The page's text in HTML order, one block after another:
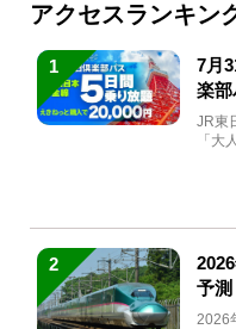
アクセスランキン
1
7月
楽
JR東
「大
2
予
急
2026